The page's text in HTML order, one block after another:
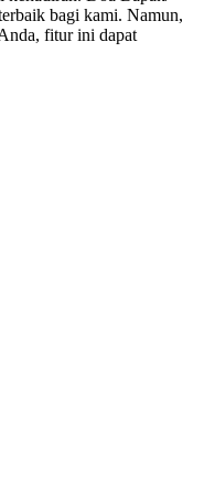
bagi kami. Namun,
fitur ini dapat